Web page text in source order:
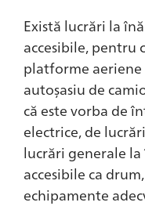
Există lucrări la
accesibile, pentru
platforme
autoșasiu de
că este vorba de
electrice, de
lucrări generale
accesibile ca
echipamente